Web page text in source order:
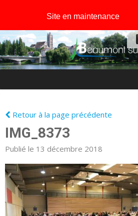
Retour à la page précédente
IMG_8373
Publié le 13 décembre 2018
Site en maintenance